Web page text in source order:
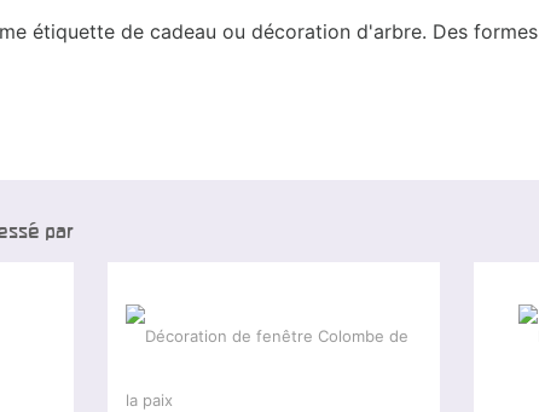
étiquette de cadeau ou décoration d'arbre. Des formes
par